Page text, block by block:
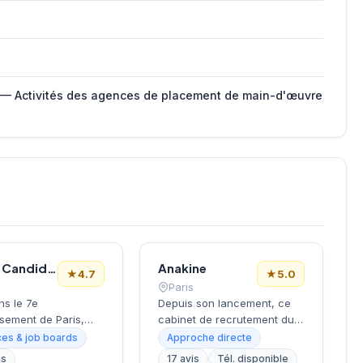
— Activités des agences de placement de main-d'œuvre
Le Bon Candidat ★4.7
le 7e
de Paris,
Tour Eiffel et des
ce cabinet de
& job boards
Anakine
Paris
★5.0
Depuis son lancement, ce
cabinet de recrutement du
9e arrondissement
accompagne les entreprises
Approche directe
17 avis
Tél. disponible